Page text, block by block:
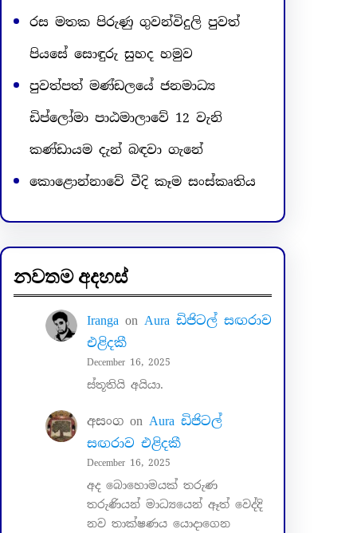
රස මතක පිරුණු ගුවන්විදුලි පුවත්
පියසේ සොඳුරු සුහද හමුව
පුවත්පත් මණ්ඩලයේ ජනමාධ්‍ය
ඩිප්ලෝමා පාඨමාලාවේ 12 වැනි
කණ්ඩායම දැන් බඳවා ගැනේ
කොළොන්නාවේ වීදි කෑම සංස්කෘතිය
නවතම අදහස්
Iranga on Aura ඩිජිටල් සඟරාව
එළිදකී
December 16, 2025
ස්තූතියි අයියා.
අසංග on Aura ඩිජිටල්
සඟරාව එළිදකී
December 16, 2025
අද බොහොමයක් තරුණ
තරුණියන් මාධ්‍යයෙන් ඈත් වෙද්දි
නව තාක්ෂණය යොදාගෙන